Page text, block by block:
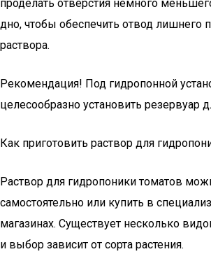
проделать отверстия немного
дно, чтобы обеспечить отвод лишнего
раствора.
Рекомендация! Под гидропонной
целесообразно установить резервуар
Как приготовить раствор для
Раствор для гидропоники томатов
самостоятельно или купить в
магазинах. Существует несколько
и выбор зависит от сорта растения.